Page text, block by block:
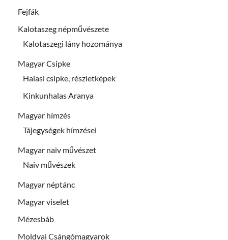
Fejfák
Kalotaszeg népművészete
Kalotaszegi lány hozománya
Magyar Csipke
Halasi csipke, részletképek
Kinkunhalas Aranya
Magyar hímzés
Tájegységek hímzései
Magyar naiv művészet
Naiv művészek
Magyar néptánc
Magyar viselet
Mézesbáb
Moldvai Csángómagyarok